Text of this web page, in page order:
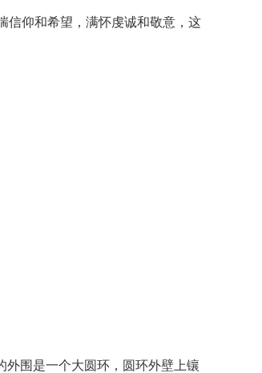
信仰和希望，满怀虔诚和敬意，这
外围是一个大圆环，圆环外壁上镶